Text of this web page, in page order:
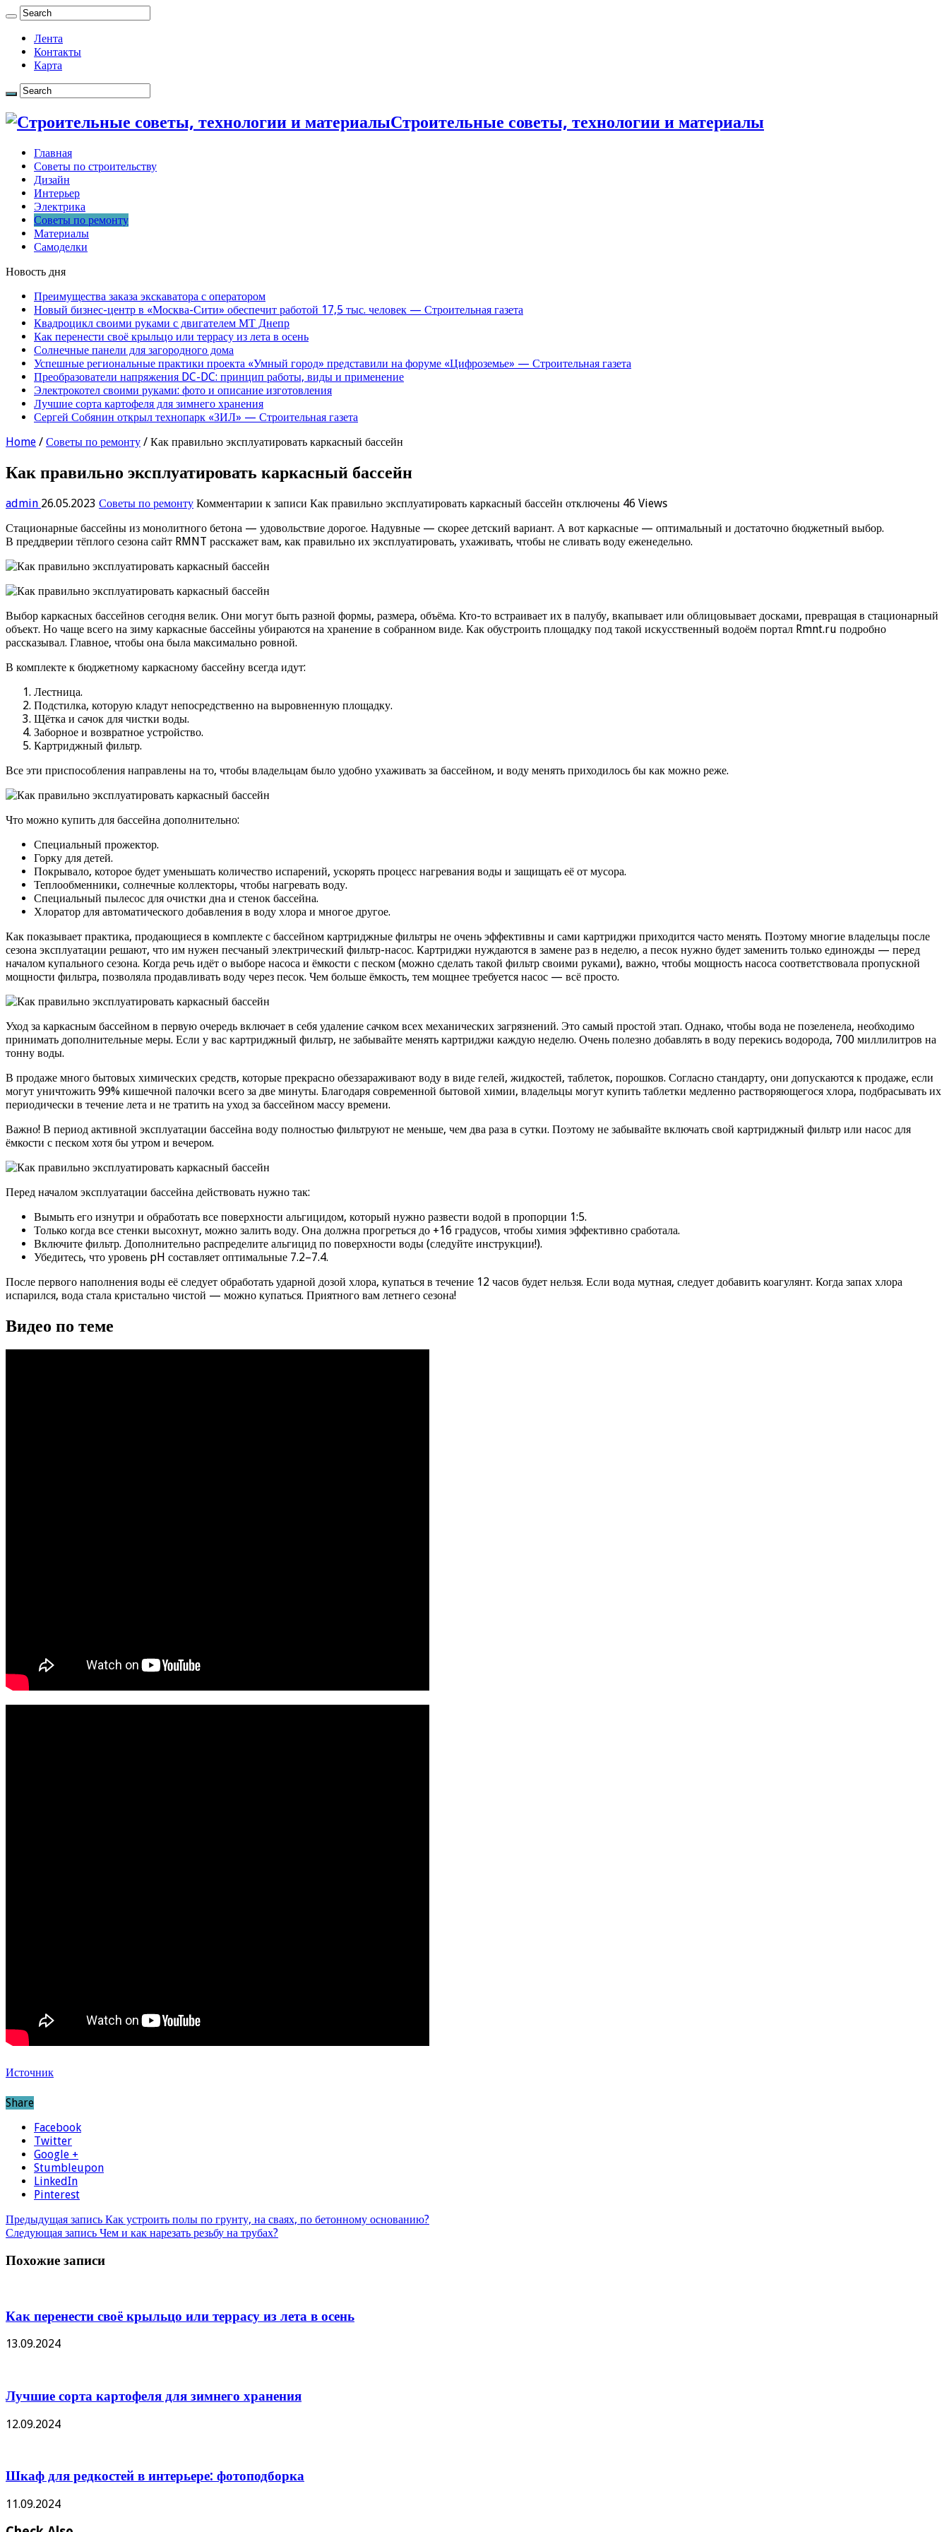
Лента
Контакты
Карта
Строительные советы, технологии и материалы
Главная
Советы по строительству
Дизайн
Интерьер
Электрика
Советы по ремонту
Материалы
Самоделки
Новость дня
Преимущества заказа экскаватора с оператором
Новый бизнес-центр в «Москва-Сити» обеспечит работой 17,5 тыс. человек — Строительная газета
Квадроцикл своими руками с двигателем МТ Днепр
Как перенести своё крыльцо или террасу из лета в осень
Солнечные панели для загородного дома
Успешные региональные практики проекта «Умный город» представили на форуме «Цифроземье» — Строительная газета
Преобразователи напряжения DC-DC: принцип работы, виды и применение
Электрокотел своими руками: фото и описание изготовления
Лучшие сорта картофеля для зимнего хранения
Сергей Собянин открыл технопарк «ЗИЛ» — Строительная газета
Home / Советы по ремонту / Как правильно эксплуатировать каркасный бассейн
Как правильно эксплуатировать каркасный бассейн
admin 26.05.2023 Советы по ремонту Комментарии к записи Как правильно эксплуатировать каркасный бассейн отключены 46 Views
Стационарные бассейны из монолитного бетона — удовольствие дорогое. Надувные — скорее детский вариант. А вот каркасные — оптимальный и достаточно бюджетный выбор.
В преддверии тёплого сезона сайт RMNT расскажет вам, как правильно их эксплуатировать, ухаживать, чтобы не сливать воду еженедельно.
Выбор каркасных бассейнов сегодня велик. Они могут быть разной формы, размера, объёма. Кто-то встраивает их в палубу, вкапывает или облицовывает досками, превращая в стационарный
объект. Но чаще всего на зиму каркасные бассейны убираются на хранение в собранном виде. Как обустроить площадку под такой искусственный водоём портал Rmnt.ru подробно
рассказывал. Главное, чтобы она была максимально ровной.
В комплекте к бюджетному каркасному бассейну всегда идут:
Лестница.
Подстилка, которую кладут непосредственно на выровненную площадку.
Щётка и сачок для чистки воды.
Заборное и возвратное устройство.
Картриджный фильтр.
Все эти приспособления направлены на то, чтобы владельцам было удобно ухаживать за бассейном, и воду менять приходилось бы как можно реже.
Что можно купить для бассейна дополнительно:
Специальный прожектор.
Горку для детей.
Покрывало, которое будет уменьшать количество испарений, ускорять процесс нагревания воды и защищать её от мусора.
Теплообменники, солнечные коллекторы, чтобы нагревать воду.
Специальный пылесос для очистки дна и стенок бассейна.
Хлоратор для автоматического добавления в воду хлора и многое другое.
Как показывает практика, продающиеся в комплекте с бассейном картриджные фильтры не очень эффективны и сами картриджи приходится часто менять. Поэтому многие владельцы после
сезона эксплуатации решают, что им нужен песчаный электрический фильтр-насос. Картриджи нуждаются в замене раз в неделю, а песок нужно будет заменить только единожды — перед
началом купального сезона. Когда речь идёт о выборе насоса и ёмкости с песком (можно сделать такой фильтр своими руками), важно, чтобы мощность насоса соответствовала пропускной
мощности фильтра, позволяла продавливать воду через песок. Чем больше ёмкость, тем мощнее требуется насос — всё просто.
Уход за каркасным бассейном в первую очередь включает в себя удаление сачком всех механических загрязнений. Это самый простой этап. Однако, чтобы вода не позеленела, необходимо
принимать дополнительные меры. Если у вас картриджный фильтр, не забывайте менять картриджи каждую неделю. Очень полезно добавлять в воду перекись водорода, 700 миллилитров на
тонну воды.
В продаже много бытовых химических средств, которые прекрасно обеззараживают воду в виде гелей, жидкостей, таблеток, порошков. Согласно стандарту, они допускаются к продаже, если
могут уничтожить 99% кишечной палочки всего за две минуты. Благодаря современной бытовой химии, владельцы могут купить таблетки медленно растворяющегося хлора, подбрасывать их
периодически в течение лета и не тратить на уход за бассейном массу времени.
Важно! В период активной эксплуатации бассейна воду полностью фильтруют не меньше, чем два раза в сутки. Поэтому не забывайте включать свой картриджный фильтр или насос для
ёмкости с песком хотя бы утром и вечером.
Перед началом эксплуатации бассейна действовать нужно так:
Вымыть его изнутри и обработать все поверхности альгицидом, который нужно развести водой в пропорции 1:5.
Только когда все стенки высохнут, можно залить воду. Она должна прогреться до +16 градусов, чтобы химия эффективно сработала.
Включите фильтр. Дополнительно распределите альгицид по поверхности воды (следуйте инструкции!).
Убедитесь, что уровень pH составляет оптимальные 7.2–7.4.
После первого наполнения воды её следует обработать ударной дозой хлора, купаться в течение 12 часов будет нельзя. Если вода мутная, следует добавить коагулянт. Когда запах хлора
испарился, вода стала кристально чистой — можно купаться. Приятного вам летнего сезона!
Видео по теме
Источник
Share
Facebook
Twitter
Google +
Stumbleupon
LinkedIn
Pinterest
Предыдущая запись Как устроить полы по грунту, на сваях, по бетонному основанию?
Следующая запись Чем и как нарезать резьбу на трубах?
Похожие записи
Как перенести своё крыльцо или террасу из лета в осень
13.09.2024
Лучшие сорта картофеля для зимнего хранения
12.09.2024
Шкаф для редкостей в интерьере: фотоподборка
11.09.2024